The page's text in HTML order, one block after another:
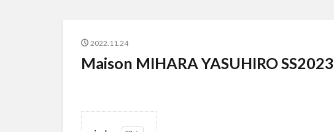
2022.11.24
Maison MIHARA YASUHIRO SS2023